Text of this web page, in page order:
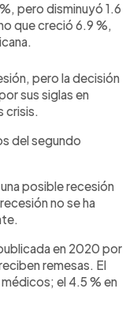
pero disminuyó 1.6
que creció 6.9 %,
pero la decisión
sus siglas en
crisis.
del segundo
posible recesión
no se ha
en 2020 por
remesas. El
el 4.5 % en